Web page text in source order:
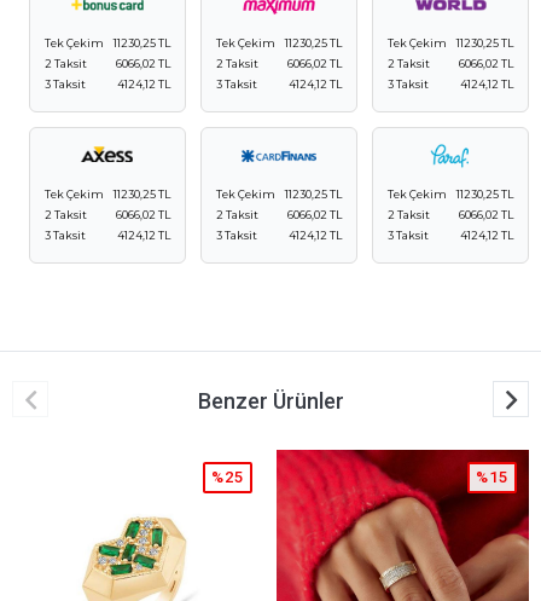
Tek Çekim
11230,25 TL
2 Taksit
6066,02 TL
3 Taksit
4124,12 TL
Tek Çekim
11230,25 TL
2 Taksit
6066,02 TL
3 Taksit
4124,12 TL
Tek Çekim
11230,25 TL
2 Taksit
6066,02 TL
3 Taksit
4124,12 TL
Tek Çekim
11230,25 TL
2 Taksit
6066,02 TL
3 Taksit
4124,12 TL
Tek Çekim
11230,25 TL
2 Taksit
6066,02 TL
3 Taksit
4124,12 TL
Tek Çekim
11230,25 TL
2 Taksit
6066,02 TL
3 Taksit
4124,12 TL
Benzer Ürünler
%25 %15